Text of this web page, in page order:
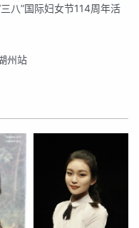
八”国际妇女节114周年活
州站